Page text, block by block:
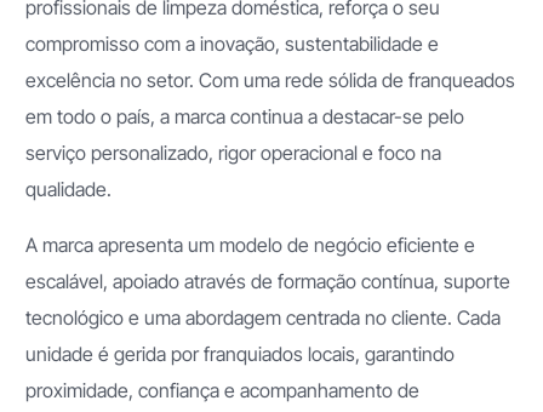
profissionais de limpeza doméstica, reforça o seu
compromisso com a inovação, sustentabilidade e
excelência no setor. Com uma rede sólida de franqueados
em todo o país, a marca continua a destacar-se pelo
serviço personalizado, rigor operacional e foco na
qualidade.
A marca apresenta um modelo de negócio eficiente e
escalável, apoiado através de formação contínua, suporte
tecnológico e uma abordagem centrada no cliente. Cada
unidade é gerida por franquiados locais, garantindo
proximidade, confiança e acompanhamento de